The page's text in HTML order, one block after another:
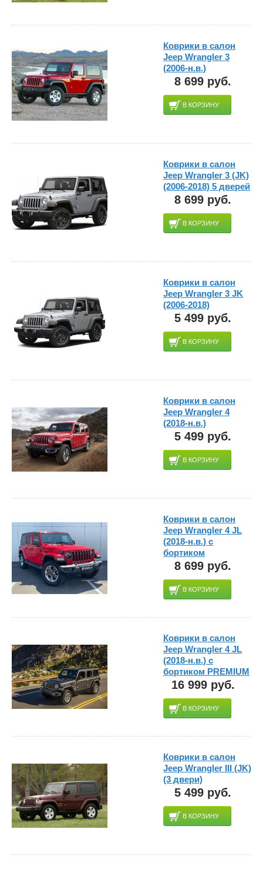
Коврики в салон
Jeep Wrangler 3
(2006-н.в.)
8 699 руб.
В КОРЗИНУ
Коврики в салон
Jeep Wrangler 3 (JK)
(2006-2018) 5 дверей
8 699 руб.
В КОРЗИНУ
Коврики в салон
Jeep Wrangler 3 JK
(2006-2018)
5 499 руб.
В КОРЗИНУ
Коврики в салон
Jeep Wrangler 4
(2018-н.в.)
5 499 руб.
В КОРЗИНУ
Коврики в салон
Jeep Wrangler 4 JL
(2018-н.в.) с
бортиком
8 699 руб.
В КОРЗИНУ
Коврики в салон
Jeep Wrangler 4 JL
(2018-н.в.) с
бортиком PREMIUM
16 999 руб.
В КОРЗИНУ
Коврики в салон
Jeep Wrangler III (JK)
(3 двери)
5 499 руб.
В КОРЗИНУ